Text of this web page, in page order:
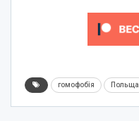
гомофобія Польща